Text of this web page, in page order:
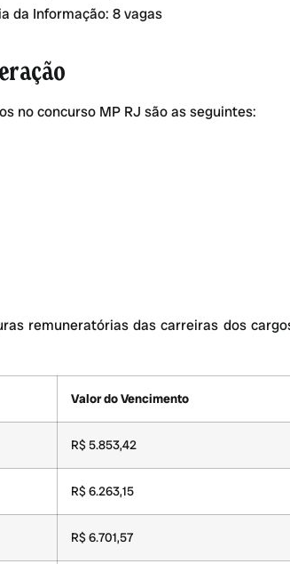
da Informação: 8 vagas
no concurso MP RJ são as seguintes:
remuneratórias das carreiras dos
Valor do Vencimento
R$ 5.853,42
R$ 6.263,15
R$ 6.701,57